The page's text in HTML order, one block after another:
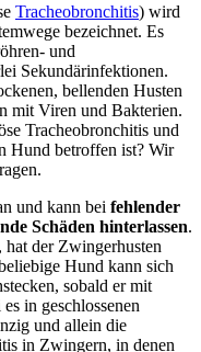
Tracheobronchitis) wird
bezeichnet. Es
und
Sekundärinfektionen.
bellenden Husten
mit Viren und Bakterien.
Tracheobronchitis und
Hund betroffen ist? Wir
und kann bei fehlender
Schäden hinterlassen.
der Zwingerhusten
Hund kann sich
sobald er mit
in geschlossenen
und allein die
in Zwingern, in denen